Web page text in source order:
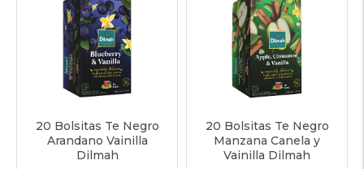
20 Bolsitas Te Negro
Arandano Vainilla
Dilmah
20 Bolsitas Te Negro
Manzana Canela y
Vainilla Dilmah